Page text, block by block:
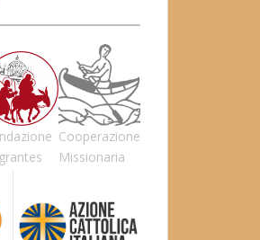
Cooperazione
Missionaria